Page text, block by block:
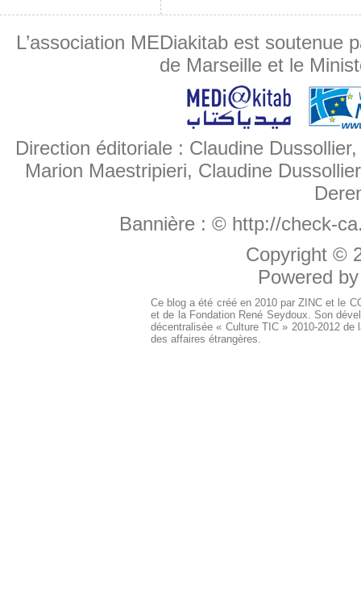
L’association MEDiakitab est soutenue
de Marseille et le
Direction éditoriale : Claudine
Marion Maestripieri, Claudine
Bannière : © http://check-
Copyright ©
Powered
Ce blog a été créé en 2010 par ZINC et le
et de la Fondation René Seydoux. Son
décentralisée « Culture TIC » 2010-2012
des affaires étrangères.